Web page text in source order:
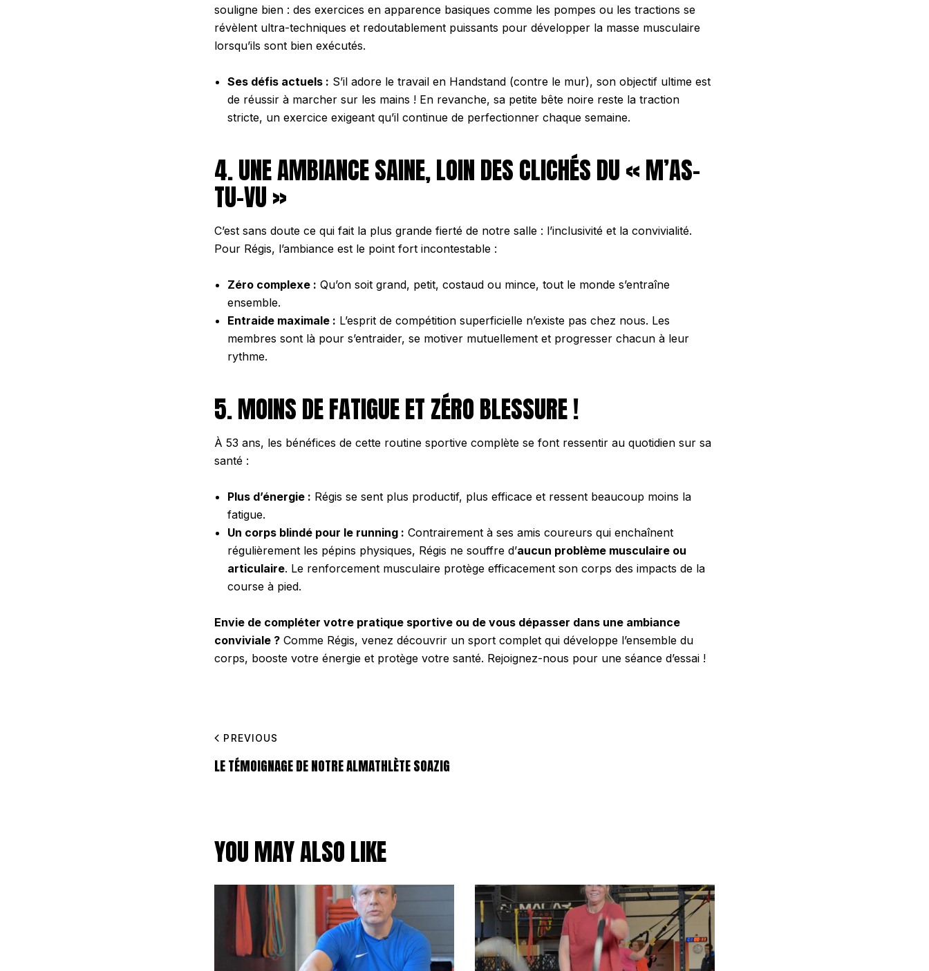
souligne bien : des exercices en apparence basiques comme les pompes ou les tractions se
révèlent ultra-techniques et redoutablement puissants pour développer la masse musculaire
lorsqu’ils sont bien exécutés.
Ses défis actuels : S’il adore le travail en Handstand(contre le mur), son objectif ultime est
de réussir à marcher sur les mains ! En revanche, sa petite bête noire reste la traction
stricte, un exercice exigeant qu’il continue de perfectionner chaque semaine.
4. UNE AMBIANCE SAINE, LOIN DES CLICHÉS DU « M’AS-
TU-VU »
C’est sans doute ce qui fait la plus grande fierté de notre salle : l’inclusivité et la convivialité.
Pour Régis, l’ambiance est le point fort incontestable :
Zéro complexe : Qu’on soit grand, petit, costaud ou mince, tout le monde s’entraîne
ensemble.
Entraide maximale : L’esprit de compétition superficielle n’existe pas chez nous. Les
membres sont là pour s’entraider, se motiver mutuellement et progresser chacun à leur
rythme.
5. MOINS DE FATIGUE ET ZÉRO BLESSURE !
À 53 ans, les bénéfices de cette routine sportive complète se font ressentir au quotidien sur sa
santé :
Plus d’énergie : Régis se sent plus productif, plus efficace et ressent beaucoup moins la
fatigue.
Un corps blindé pour le running : Contrairement à ses amis coureurs qui enchaînent
régulièrement les pépins physiques, Régis ne souffre d’aucun problème musculaire ou
articulaire. Le renforcement musculaire protège efficacement son corps des impacts de la
course à pied.
Envie de compléter votre pratique sportive ou de vous dépasser dans une ambiance
conviviale ?Comme Régis, venez découvrir un sport complet qui développe l’ensemble du
corps, booste votre énergie et protège votre santé. Rejoignez-nous pour une séance d’essai !
PREVIOUS
LE TÉMOIGNAGE DE NOTRE ALMATHLÈTE SOAZIG
YOU MAY ALSO LIKE